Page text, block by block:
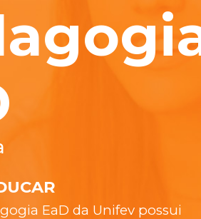
EaD da Unifev possui